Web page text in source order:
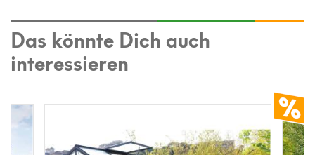
Das könnte Dich auch
interessieren